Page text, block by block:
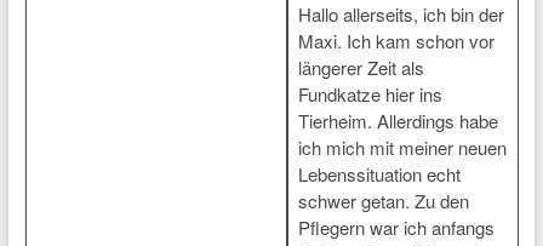
Hallo allerseits, ich bin der
Maxi. Ich kam schon vor
längerer Zeit als
Fundkatze hier ins
Tierheim. Allerdings habe
ich mich mit meiner neuen
Lebenssituation echt
schwer getan. Zu den
Pflegern war ich anfangs